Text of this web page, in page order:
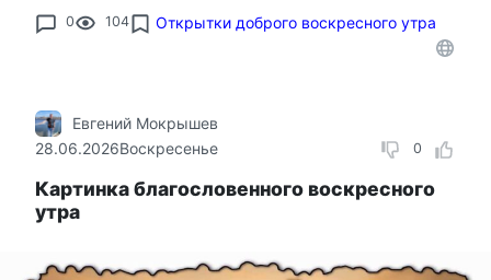
0 104 Открытки доброго воскресного утра
0
Евгений Мокрышев
28.06.2026Воскресенье
Картинка благословенного воскресного
утра